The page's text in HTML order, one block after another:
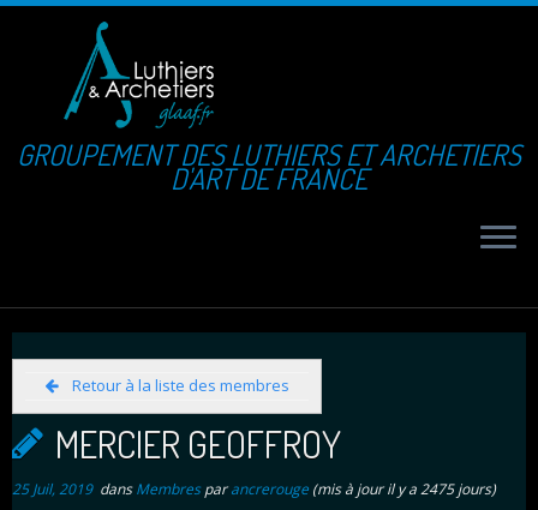
GROUPEMENT DES LUTHIERS ET ARCHETIERS
D'ART DE FRANCE
Retour à la liste des membres
MERCIER GEOFFROY
25 Juil, 2019dansMembresparancrerouge (mis à jour il y a 2475 jours)